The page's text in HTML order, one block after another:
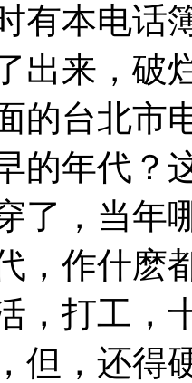
有本电话
出来，破
的台北市
的年代？
了，当年
，作什麽
，打工，
但，还得